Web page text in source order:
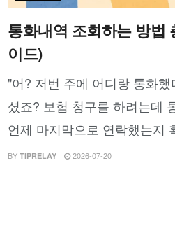
통화내역 조회하는 방법
이드)
"어? 저번 주에 어디랑 통화
셨죠? 보험 청구를 하려는데
언제 마지막으로 연락했는지
BY TIPRELAY 2026-07-20